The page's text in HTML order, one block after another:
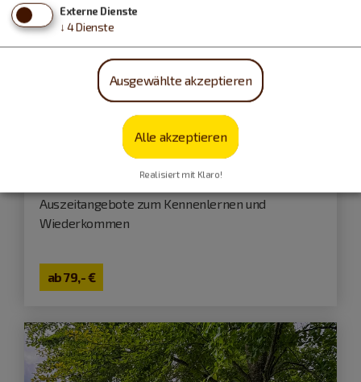
Auszeitangebote zum Kennenlernen und
Wiederkommen
ab79,- €
Externe Dienste
↓ 4Dienste
Ausgewählte akzeptieren
Alle akzeptieren
Realisiert mit Klaro!